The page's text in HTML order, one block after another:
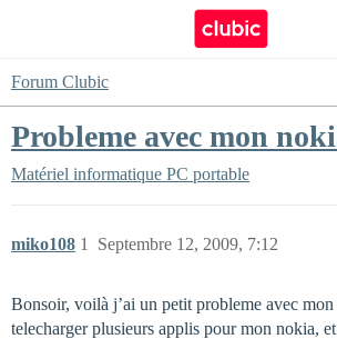
Forum Clubic
Probleme avec mon
Matériel informatique PC portable
miko108 Septembre 12, 2009, 7:12
1
Bonsoir, voilà j’ai un petit probleme avec mon
telecharger plusieurs applis pour mon nokia,